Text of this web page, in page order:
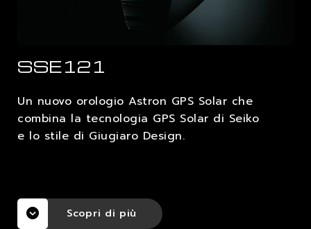
LAVORA CON NOI
CONTATTI
SSE121
Un nuovo orologio Astron GPS Solar che
combina la tecnologia GPS Solar di Seiko
e lo stile di Giugiaro Design.
Scopri di più